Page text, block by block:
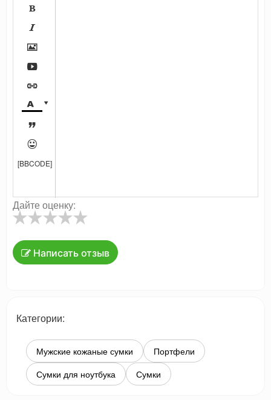









[BBCODE]
Дайте оценку:
Написать отзыв
Категории:
Мужские кожаные сумки
Портфели
Сумки для ноутбука
Сумки